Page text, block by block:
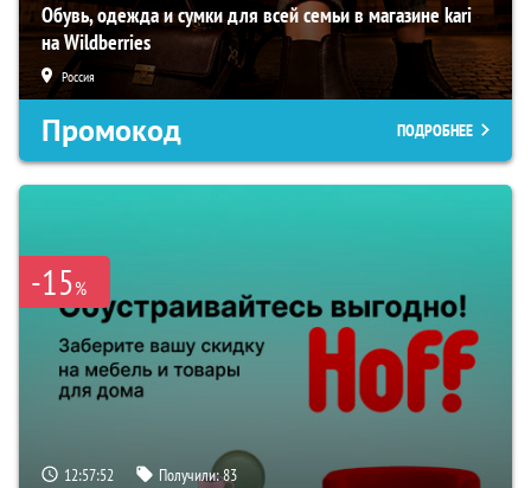
Обувь, одежда и сумки для всей семьи в магазине kari
на Wildberries
Россия
Промокод ПОДРОБНЕЕ
-15%
12:57:51 Получили:83